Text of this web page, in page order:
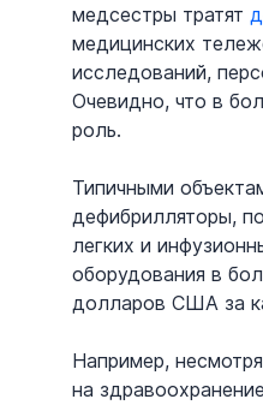
медсестры тратят
медицинских
исследований,
Очевидно, что в
роль.
Типичными
дефибрилляторы,
легких и
оборудования в
долларов США за
Например,
на